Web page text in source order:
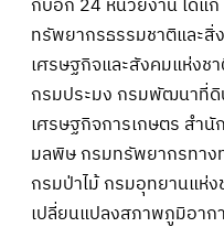
กับอีก 24 หน่วยงาน ได้แ
ทรัพยากรธรรมชาติและ
เศรษฐกิจและสังคมแห่งช
กรมประมง กรมพัฒนาที่ดิ
เศรษฐกิจการเกษตร สำ
มลพิษ กรมทรัพยากรทาง
กรมป่าไม้ กรมอุทยานแห่
เปลี่ยนแปลงสภาพภูมิอา